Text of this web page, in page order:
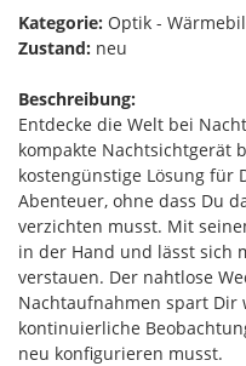
Kategorie: Optik -
Zustand: neu
Beschreibung:
Entdecke die Welt bei
kompakte Nachtsichtgerät
kostengünstige Lösung für
Abenteuer, ohne dass Du
verzichten musst. Mit
in der Hand und lässt sich
verstauen. Der nahtlose
Nachtaufnahmen spart
kontinuierliche
neu konfigurieren musst.